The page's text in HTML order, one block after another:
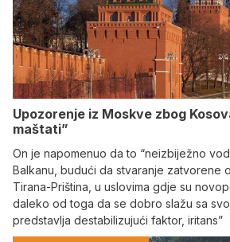
Upozorenje iz Moskve zbog
maštati”
On je napomenuo da to “neizbiježno
Balkanu, budući da stvaranje zatvorene
Tirana-Priština, u uslovima gdje su
daleko od toga da se dobro slažu sa
predstavlja destabilizujući faktor, iritans”